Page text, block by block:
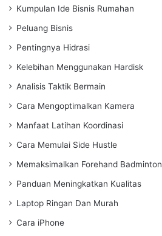
Kumpulan Ide Bisnis Rumahan
Peluang Bisnis
Pentingnya Hidrasi
Kelebihan Menggunakan Hardisk
Analisis Taktik Bermain
Cara Mengoptimalkan Kamera
Manfaat Latihan Koordinasi
Cara Memulai Side Hustle
Memaksimalkan Forehand Badminton
Panduan Meningkatkan Kualitas
Laptop Ringan Dan Murah
Cara iPhone